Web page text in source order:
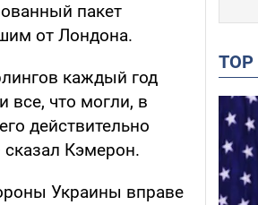
пакет
от Лондона.
каждый год
все, что могли, в
действительно
сказал Кэмерон.
Украины вправе